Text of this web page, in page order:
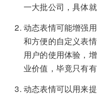
一大批公司，具体
动态表情可能增强
和方便的自定义表
用户的使用体验，
业价值，毕竟只有
动态表情可以用来